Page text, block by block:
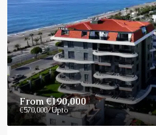
Price On Request